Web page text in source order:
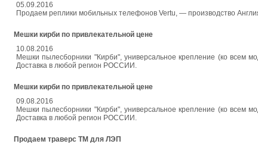
05.09.2016
Продаем реплики мобильных телефонов Vertu, — производство
Мешки кирби по привлекательной цене
10.08.2016
Мешки пылесборники "Кирби", универсальное крепление (ко всем
Доставка в любой регион РОССИИ.
Мешки кирби по привлекательной цене
09.08.2016
Мешки пылесборники "Кирби", универсальное крепление (ко всем
Доставка в любой регион РОССИИ.
Продаем траверс ТМ для ЛЭП